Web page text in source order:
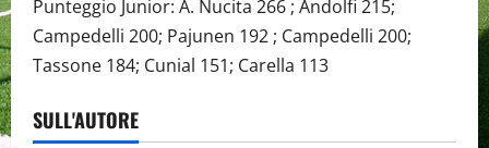
Punteggio Junior: A. Nucita 266 ; Andolfi 215;
Campedelli 200; Pajunen 192 ; Campedelli 200;
Tassone 184; Cunial 151; Carella 113
SULL'AUTORE